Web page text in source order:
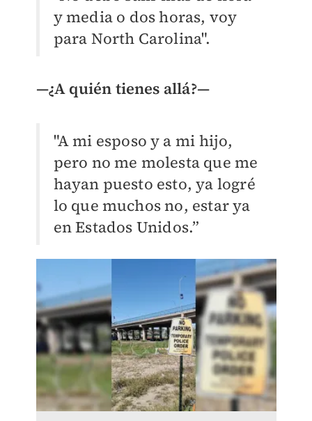
y media o dos horas, voy
para North Carolina".
—¿A quién tienes allá?—
"A mi esposo y a mi hijo,
pero no me molesta que me
hayan puesto esto, ya logré
lo que muchos no, estar ya
enEstados Unidos.”